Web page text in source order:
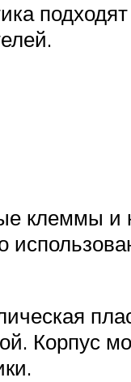
клеммы и
Корпус